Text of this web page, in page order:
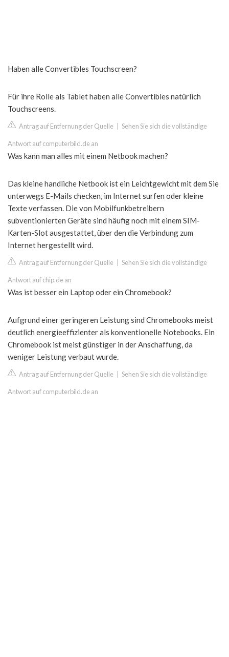
Haben alle Convertibles Touchscreen?
Für ihre Rolle als Tablet haben alle Convertibles natürlich
Touchscreens.
Antrag auf Entfernung der Quelle Sehen Sie sich die vollständige
Antwort auf computerbild.de an
Was kann man alles mit einem Netbook machen?
Das kleine handliche Netbook ist ein Leichtgewicht mit dem Sie
unterwegs E-Mails checken, im Internet surfen oder kleine
Texte verfassen. Die von Mobilfunkbetreibern
subventionierten Geräte sind häufig noch mit einem SIM-
Karten-Slot ausgestattet, über den die Verbindung zum
Internet hergestellt wird.
Antrag auf Entfernung der Quelle Sehen Sie sich die vollständige
Antwort auf chip.de an
Was ist besser ein Laptop oder ein Chromebook?
Aufgrund einer geringeren Leistung sind Chromebooks meist
deutlich energieeffizienter als konventionelle Notebooks. Ein
Chromebook ist meist günstiger in der Anschaffung, da
weniger Leistung verbaut wurde.
Antrag auf Entfernung der Quelle Sehen Sie sich die vollständige
Antwort auf computerbild.de an